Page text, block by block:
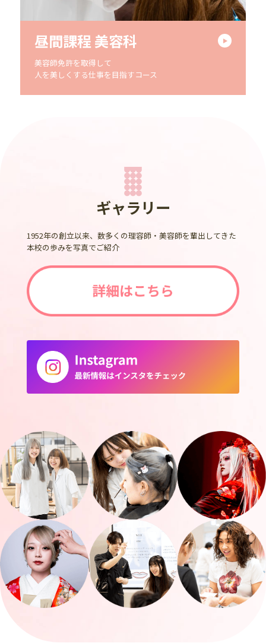
昼間課程 美容科
美容師免許を取得して
人を美しくする仕事を目指すコース
ギャラリー
1952年の創立以来、数多くの理容師・美容師を輩出してきた
本校の歩みを写真でご紹介